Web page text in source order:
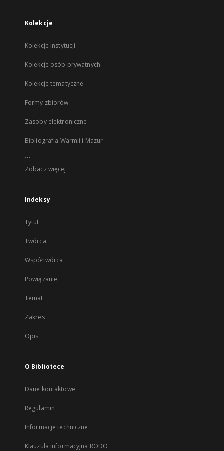
Kolekcje
Kolekcje instytucji
Kolekcje osób prywatnych
Kolekcje tematyczne
Formy zbiorów
Zasoby elektroniczne
Bibliografia Warmii i Mazur
...
Zobacz więcej
Indeksy
Tytuł
Twórca
Współtwórca
Powiązanie
Temat
Zakres
Opis
O Bibliotece
Dane kontaktowe
Regulamin
Informacje techniczne
Klauzula informacyjna RODO